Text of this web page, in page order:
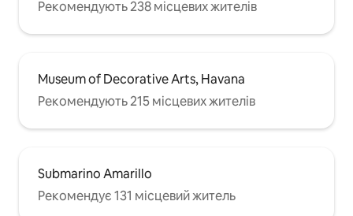
Рекомендують 238 місцевих жителів
Museum of Decorative Arts, Havana
Рекомендують 215 місцевих жителів
Submarino Amarillo
Рекомендує 131 місцевий житель